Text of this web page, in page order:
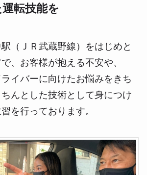
転技能を
（ＪＲ武蔵野線）をはじめと
、お客様が抱える不安や、
イバーに向けたお悩みをきち
んとした技術として身につけ
を行っております。